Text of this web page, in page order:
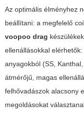
Az optimális élményhez
beállítani: a megfelelő
voopoo drag
ellenállásokkal
anyagokból (SS,
átmérőjű, magas
felhővadászok alacsony
megoldásokat